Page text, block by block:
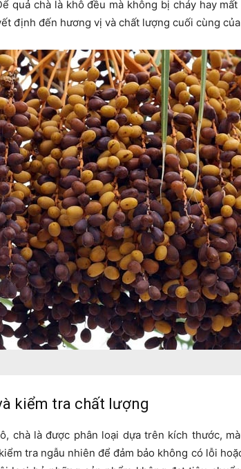
quả chà là khô đều mà không bị cháy hay
định đến hương vị và chất lượng cuối cùng của
kiểm tra chất lượng
chà là được phân loại dựa trên kích thước,
tra ngẫu nhiên để đảm bảo không có lỗi